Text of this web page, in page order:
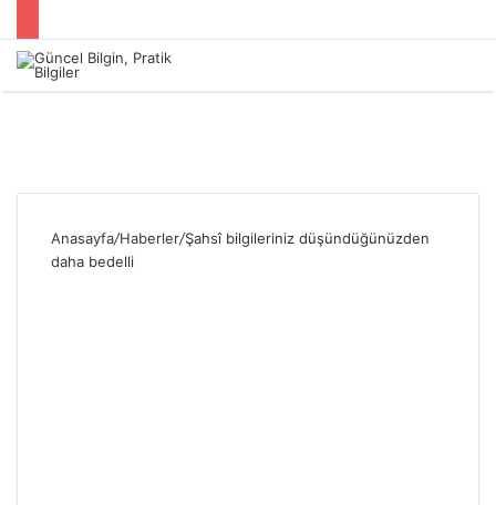
Anasayfa/Haberler/Şahsî bilgileriniz düşündüğünüzden
daha bedelli